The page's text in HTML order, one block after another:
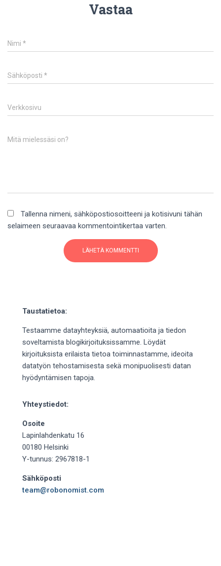
Vastaa
Nimi *
Sähköposti *
Verkkosivu
Mitä mielessäsi on?
Tallenna nimeni, sähköpostiosoitteeni ja kotisivuni tähän
selaimeen seuraavaa kommentointikertaa varten.
Taustatietoa:
Testaamme datayhteyksiä, automaatioita ja tiedon
soveltamista blogikirjoituksissamme. Löydät
kirjoituksista erilaista tietoa toiminnastamme, ideoita
datatyön tehostamisesta sekä monipuolisesti datan
hyödyntämisen tapoja.
Yhteystiedot:
Osoite
Lapinlahdenkatu 16
00180 Helsinki
Y-tunnus: 2967818-1
Sähköposti
team@robonomist.com